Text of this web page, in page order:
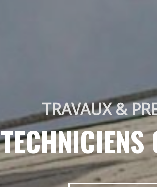
TRAVAUX &